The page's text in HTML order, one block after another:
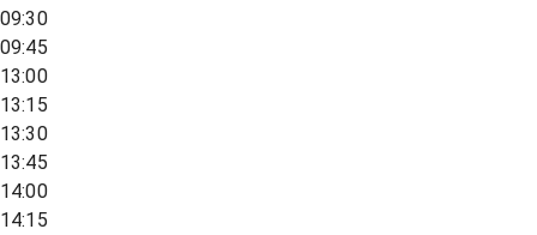
09:30
09:45
13:00
13:15
13:30
13:45
14:00
14:15